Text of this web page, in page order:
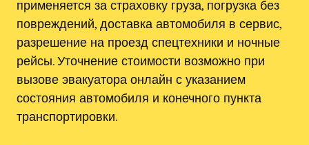
применяется за страховку груза, погрузка без
повреждений, доставка автомобиля в сервис,
разрешение на проезд спецтехники и ночные
рейсы. Уточнение стоимости возможно при
вызове эвакуатора онлайн с указанием
состояния автомобиля и конечного пункта
транспортировки.